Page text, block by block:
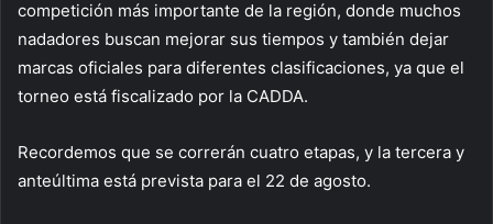
competición más importante de la región, donde muchos
nadadores buscan mejorar sus tiempos y también dejar
marcas oficiales para diferentes clasificaciones, ya que el
torneo está fiscalizado por la CADDA.
Recordemos que se correrán cuatro etapas, y la tercera y
anteúltima está prevista para el 22 de agosto.